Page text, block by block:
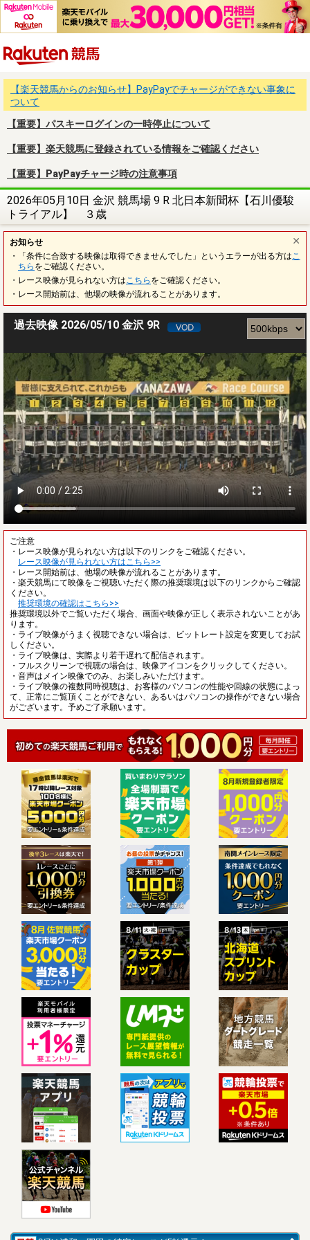
【楽天競馬からのお知らせ】PayPayでチャージができない事象に
ついて
【重要】パスキーログインの一時停止について
【重要】楽天競馬に登録されている情報をご確認ください
【重要】PayPayチャージ時の注意事項
2026年05月10日 金沢 競馬場 9 R 北日本新聞杯【石川優駿
トライアル】 ３歳
お知らせ
・「条件に合致する映像は取得できませんでした」というエラーが出る方は こ
ちら をご確認ください。
・レース映像が見られない方は こちら をご確認ください。
・レース開始前は、他場の映像が流れることがあります。
過去映像 2026/05/10 金沢 9R
ご注意
・レース映像が見られない方は以下のリンクをご確認ください。
レース映像が見られない方はこちら>>
・レース開始前は、他場の映像が流れることがあります。
・楽天競馬にて映像をご視聴いただく際の推奨環境は以下のリンクからご確認
ください。
推奨環境の確認はこちら>>
推奨環境以外でご覧いただく場合、画面や映像が正しく表示されないことがあ
ります。
・ライブ映像がうまく視聴できない場合は、ビットレート設定を変更してお試
しください。
・ライブ映像は、実際より若干遅れて配信されます。
・フルスクリーンで視聴の場合は、映像アイコンをクリックしてください。
・音声はメイン映像でのみ、お楽しみいただけます。
・ライブ映像の複数同時視聴は、お客様のパソコンの性能や回線の状態によっ
て、正常にご覧頂くことができない、あるいはパソコンの操作ができない場合
がございます。予めご了承願います。